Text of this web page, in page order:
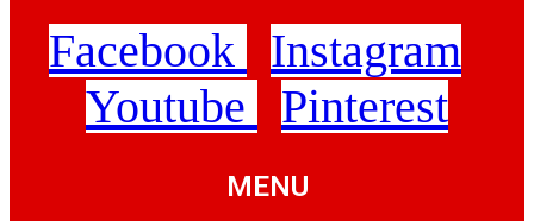
Facebook
Instagram
Youtube
Pinterest
MENU